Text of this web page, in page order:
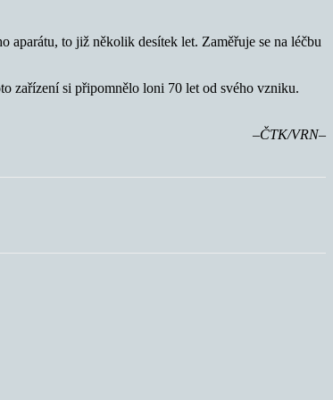
aparátu, to již několik desítek let. Zaměřuje se na léčbu
zařízení si připomnělo loni 70 let od svého vzniku.
–ČTK/VRN–